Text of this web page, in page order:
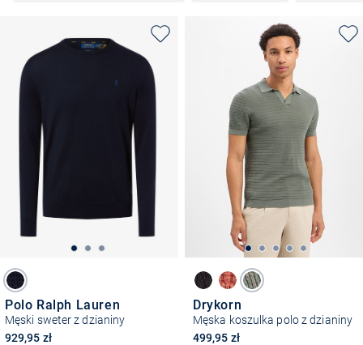
Polo Ralph Lauren
Męski sweter z dzianiny
929,95 zł
Drykorn
Męska koszulka polo z dzianiny
499,95 zł